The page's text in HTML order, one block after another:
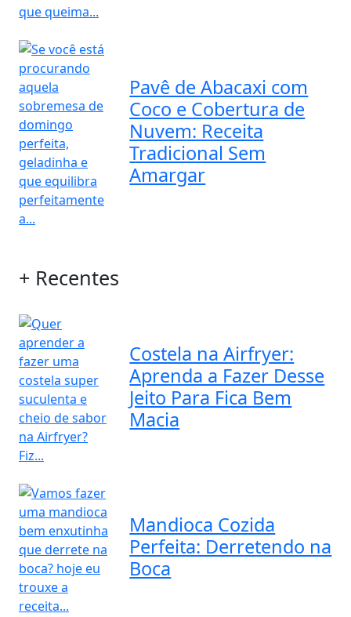
Pavê de Abacaxi com
Coco e Cobertura de
Nuvem: Receita
Tradicional Sem
Amargar
+ Recentes
Costela na Airfryer:
Aprenda a Fazer Desse
Jeito Para Fica Bem
Macia
Mandioca Cozida
Perfeita: Derretendo na
Boca